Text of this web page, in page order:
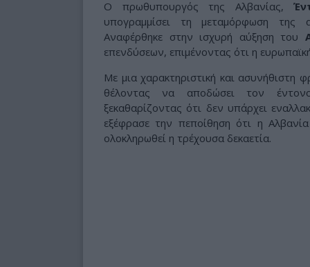
Ο πρωθυπουργός της Αλβανίας,
υπογραμμίσει τη μεταμόρφωση της
Αναφέρθηκε στην ισχυρή αύξηση του
επενδύσεων, επιμένοντας ότι η
Με μια χαρακτηριστική και ασυνήθιστη
θέλοντας να αποδώσει τον
ξεκαθαρίζοντας ότι δεν υπάρχει
εξέφρασε την πεποίθηση ότι η
ολοκληρωθεί η τρέχουσα δεκαετία.